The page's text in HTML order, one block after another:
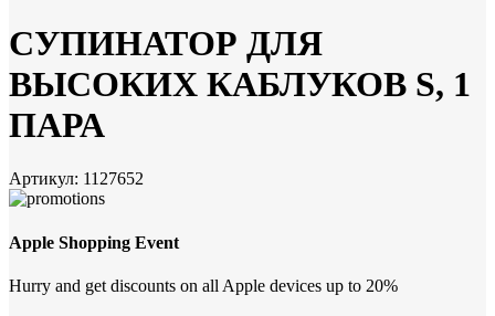
СУПИНАТОР ДЛЯ
ВЫСОКИХ КАБЛУКОВ S, 1
ПАРА
Артикул: 1127652
Apple Shopping Event
Hurry and get discounts on all Apple devices up to 20%